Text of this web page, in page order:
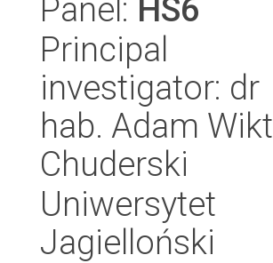
Panel: HS6
Principal
investigator: dr
hab. Adam
Chuderski
Uniwersytet
Jagielloński